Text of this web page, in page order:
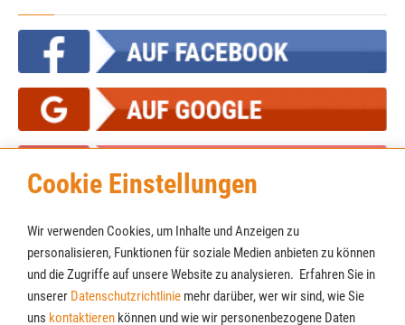
Cookie Einstellungen
Wir verwenden Cookies, um Inhalte und Anzeigen zu
personalisieren, Funktionen für soziale Medien anbieten zu können
und die Zugriffe auf unsere Website zu analysieren. Erfahren Sie in
unserer Datenschutzrichtlinie mehr darüber, wer wir sind, wie Sie
uns kontaktieren können und wie wir personenbezogene Daten
Cookies
Newsletter